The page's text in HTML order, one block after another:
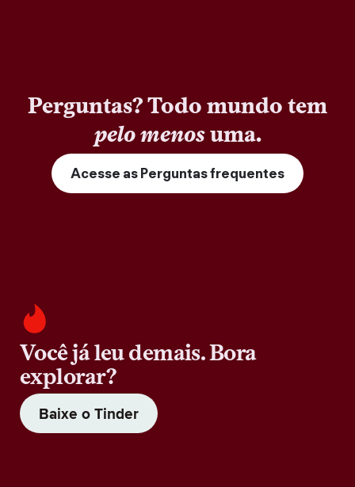
Perguntas? Todo mundo tem
pelo menosuma.
Acesse as Perguntas frequentes
Você já leu demais. Bora
explorar?
Baixe o Tinder